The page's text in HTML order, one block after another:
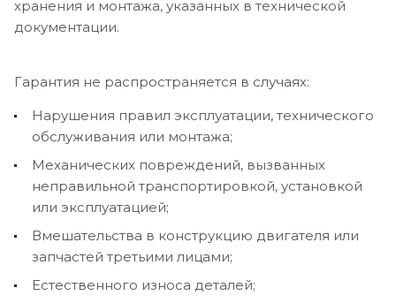
хранения и монтажа, указанных в технической
документации.
Гарантия не распространяется в случаях:
Нарушения правил эксплуатации, технического
обслуживания или монтажа;
Механических повреждений, вызванных
неправильной транспортировкой, установкой
или эксплуатацией;
Вмешательства в конструкцию двигателя или
запчастей третьими лицами;
Естественного износа деталей;